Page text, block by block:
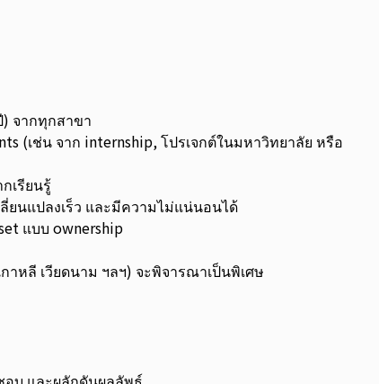
จากทุกสาขา
(เช่น จาก internship, โปรเจกต์ในมหาวิทยาลัย หรือ
เรียนรู้
นแปลงเร็ว และมีความไม่แน่นอนได้
แบบ ownership
หลี เวียดนาม ฯลฯ) จะพิจารณาเป็นพิเศษ